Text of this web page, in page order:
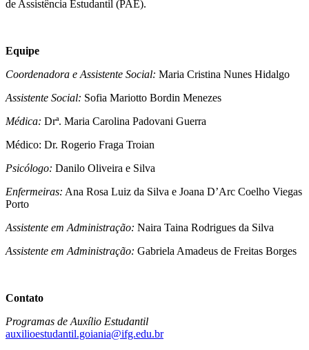
de Assistência Estudantil (PAE).
Equipe
Coordenadora e Assistente Social: Maria Cristina Nunes Hidalgo
Assistente Social: Sofia Mariotto Bordin Menezes
Médica: Drª. Maria Carolina Padovani Guerra
Médico: Dr. Rogerio Fraga Troian
Psicólogo: Danilo Oliveira e Silva
Enfermeiras: Ana Rosa Luiz da Silva e Joana D’Arc Coelho Viegas
Porto
Assistente em Administração: Naira Taina Rodrigues da Silva
Assistente em Administração: Gabriela Amadeus de Freitas Borges
Contato
Programas de Auxílio Estudantil
auxilioestudantil.goiania@ifg.edu.br